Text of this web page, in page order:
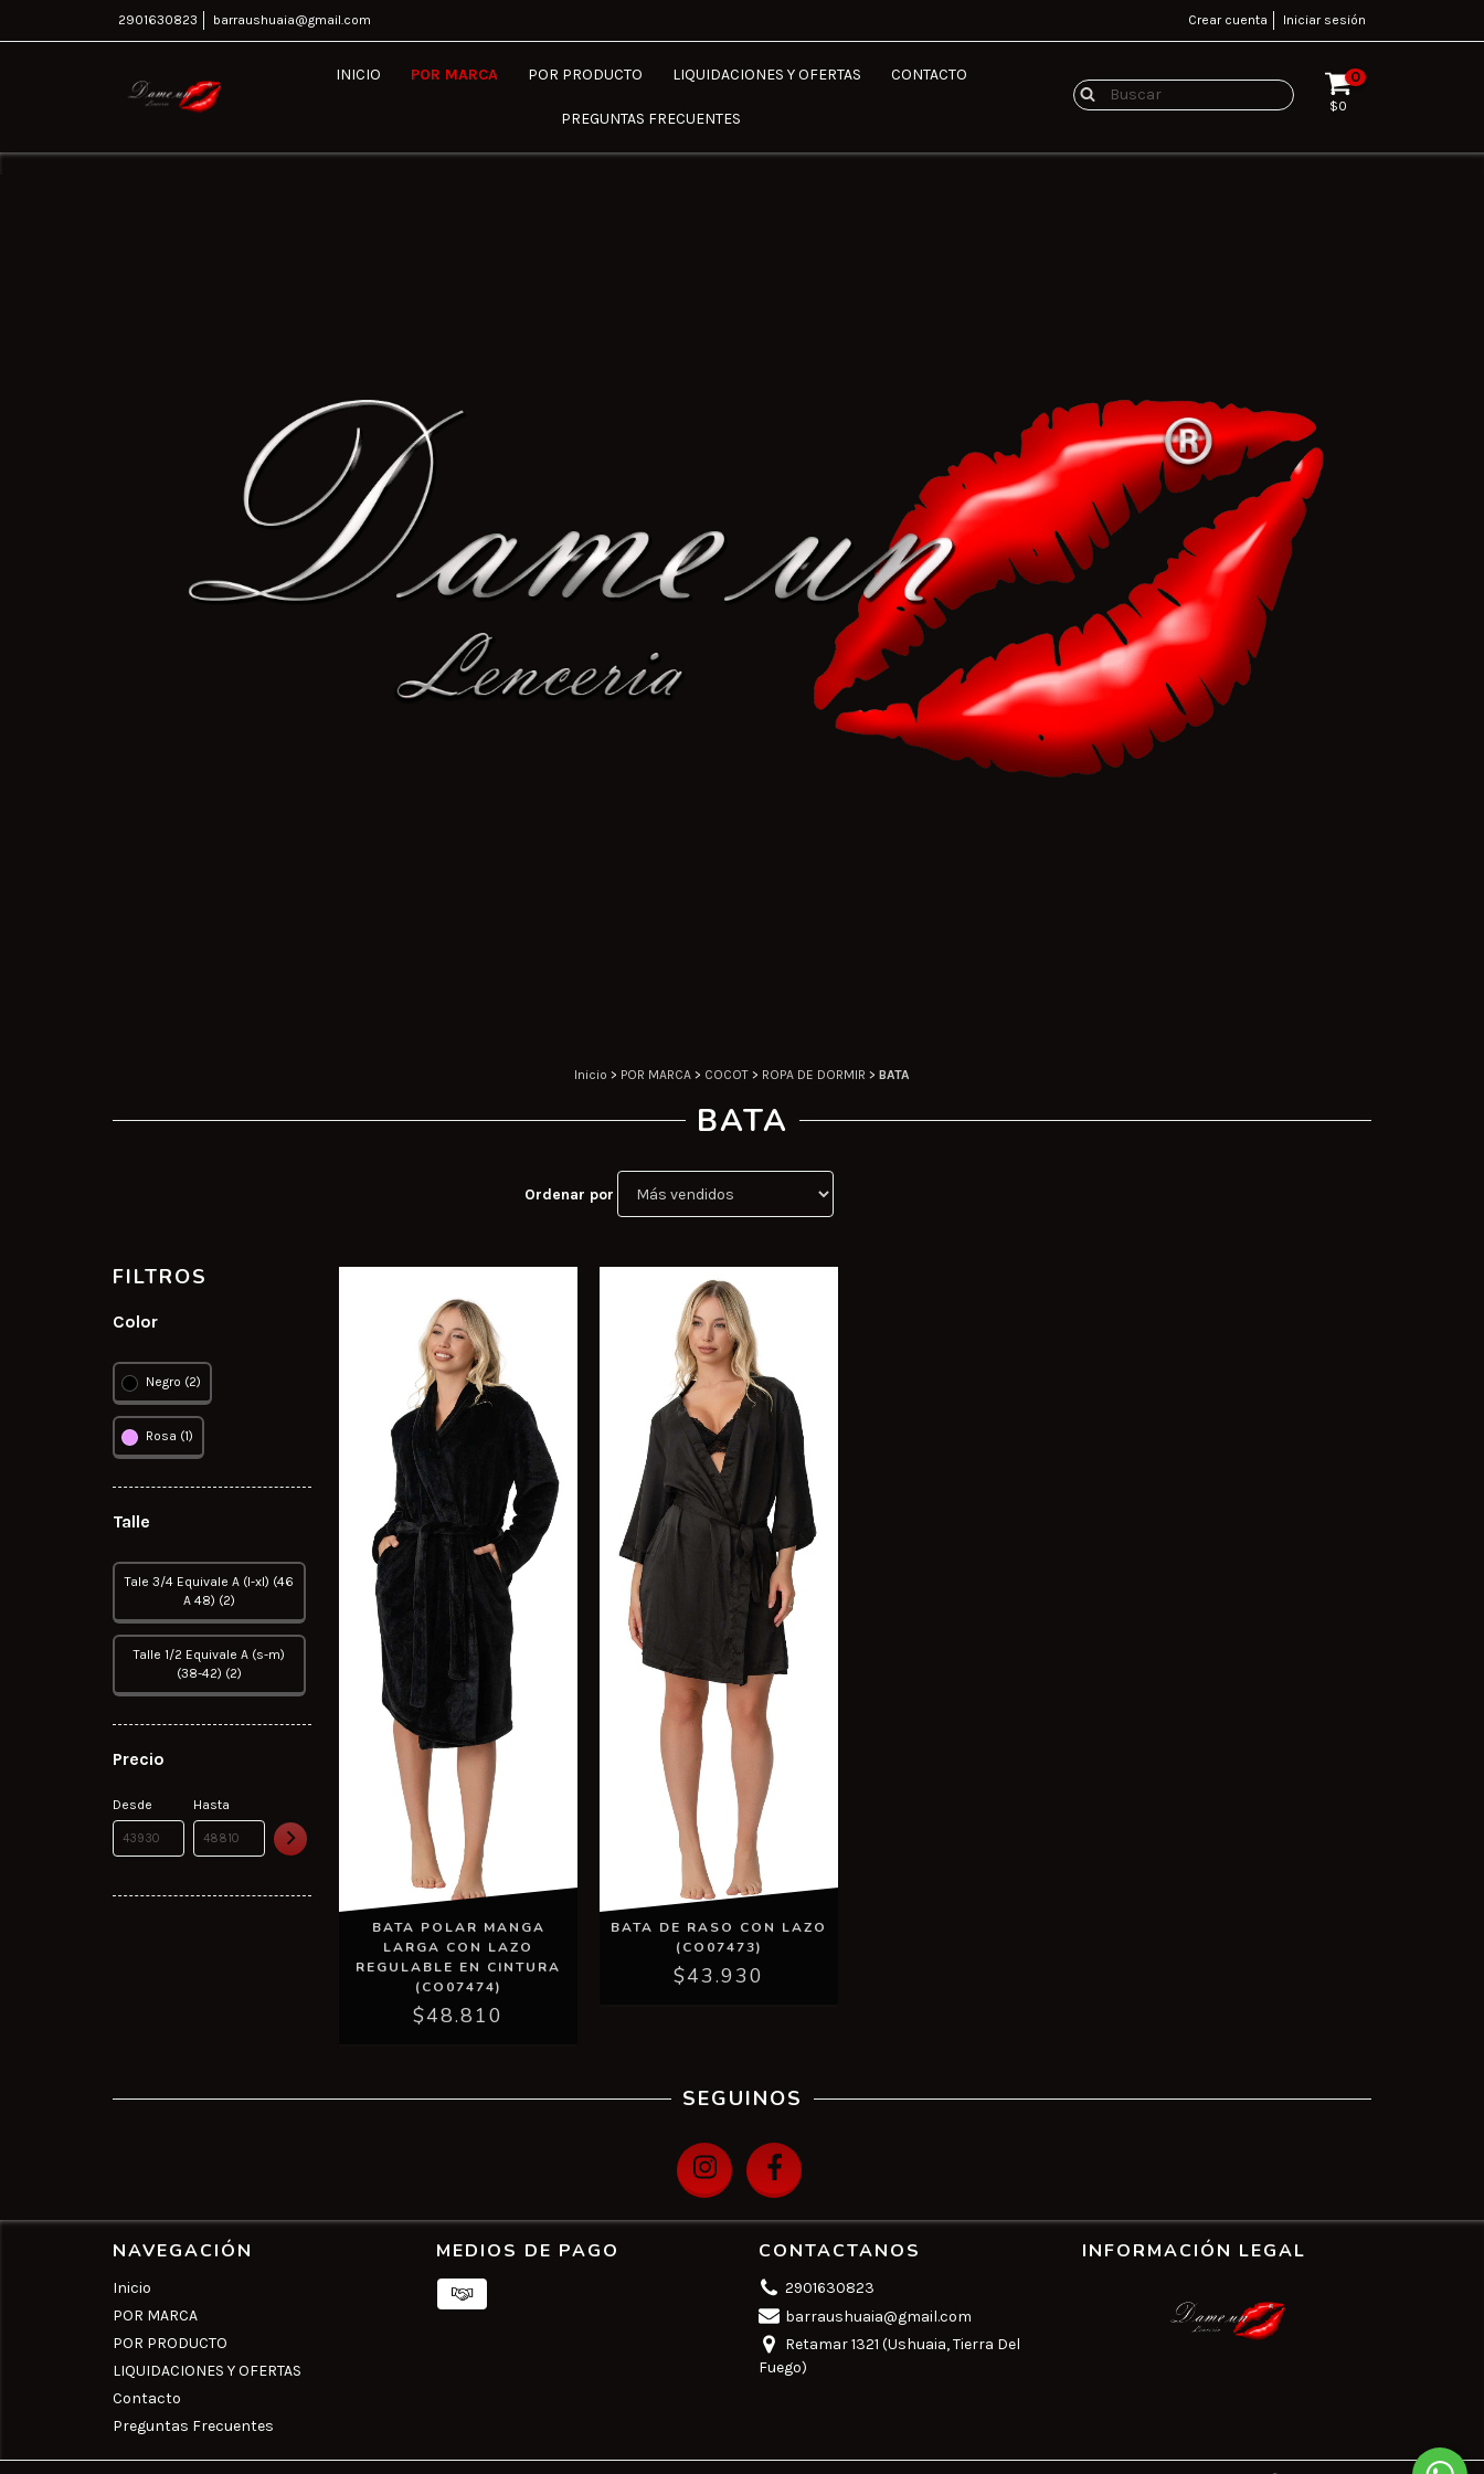
2901630823 barraushuaia@gmail.com Crear cuenta Iniciar sesión
INICIO POR MARCA POR PRODUCTO LIQUIDACIONES Y OFERTAS CONTACTO
PREGUNTAS FRECUENTES
0
$0
Inicio > POR MARCA > COCOT > ROPA DE DORMIR > BATA
BATA
Ordenar por
FILTROS
Color
Negro (2)
Rosa (1)
Talle
Tale 3/4 Equivale A (l-xl) (46
A 48) (2)
Talle 1/2 Equivale A (s-m)
(38-42) (2)
Precio
Desde Hasta
BATA POLAR MANGA
LARGA CON LAZO
REGULABLE EN CINTURA
(CO07474)
$48.810
BATA DE RASO CON LAZO
(CO07473)
$43.930
SEGUINOS
NAVEGACIÓN
Inicio
POR MARCA
POR PRODUCTO
LIQUIDACIONES Y OFERTAS
Contacto
Preguntas Frecuentes
MEDIOS DE PAGO CONTACTANOS
2901630823
barraushuaia@gmail.com
Retamar 1321 (Ushuaia, Tierra Del
Fuego)
INFORMACIÓN LEGAL